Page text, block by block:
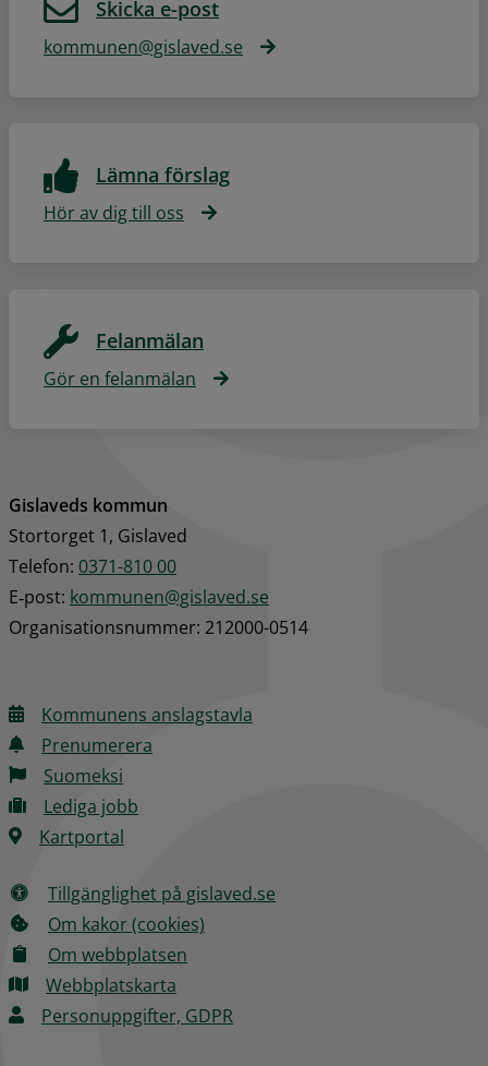
Skicka e-post
kommunen@gislaved.se
Lämna förslag
Hör av dig till oss
Felanmälan
Gör en felanmälan
Gislaveds kommun
Stortorget 1, Gislaved
Telefon: 0371-810 00
E‑post: kommunen@gislaved.se
Organisationsnummer: 212000-0514
Kommunens anslagstavla
Prenumerera
Suomeksi
Lediga jobb
Kartportal
Tillgänglighet på gislaved.se
Om kakor (cookies)
Om webbplatsen
Webbplatskarta
Personuppgifter, GDPR